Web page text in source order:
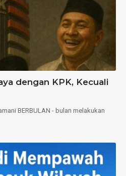
dengan KPK, Kecuali
BERBULAN - bulan melakukan